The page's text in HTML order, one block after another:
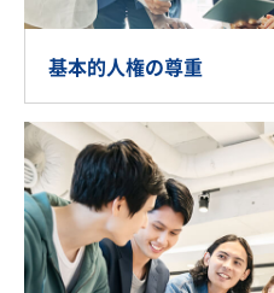
基本的人権の尊重